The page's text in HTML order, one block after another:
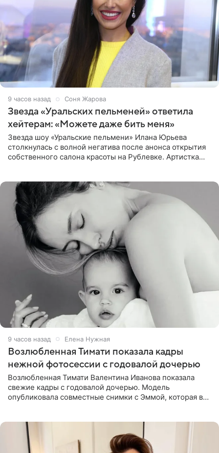
9 часов назад Соня Жарова
Звезда «Уральских пельменей» ответила
хейтерам: «Можете даже бить меня»
Звезда шоу «Уральские пельмени» Илана Юрьева
столкнулась с волной негатива после анонса открытия
собственного салона красоты на Рублевке. Артистка
9 часов назад Елена Нужная
Возлюбленная Тимати показала кадры
нежной фотосессии с годовалой дочерью
Возлюбленная Тимати Валентина Иванова показала
свежие кадры с годовалой дочерью. Модель
опубликовала совместные снимки с Эммой, которая в